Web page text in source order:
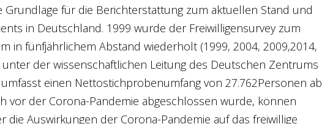
Grundlage für die Berichterstattung zum aktuellen Stand und
in Deutschland. 1999 wurde der Freiwilligensurvey zum
in fünfjährlichem Abstand wiederholt (1999, 2004, 2009,2014,
unter der wissenschaftlichen Leitung des Deutschen Zentrums
einen Nettostichprobenumfang von 27.762Personen ab
vor der Corona-Pandemie abgeschlossen wurde, können
die Auswirkungen der Corona-Pandemie auf das freiwillige